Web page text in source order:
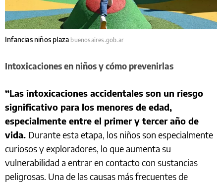
Infancias niños plaza buenosaires.gob.ar
Intoxicaciones en niños y cómo prevenirlas
“Las intoxicaciones accidentales son un riesgo
significativo para los menores de edad,
especialmente entre el primer y tercer año de
vida. Durante esta etapa, los niños son especialmente
curiosos y exploradores, lo que aumenta su
vulnerabilidad a entrar en contacto con sustancias
peligrosas. Una de las causas más frecuentes de